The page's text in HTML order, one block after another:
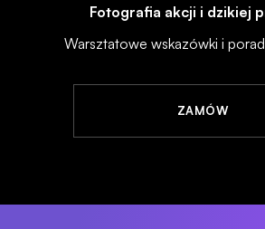
Fotografia akcji i dzikiej
Warsztatowe wskazówki i
ZAMÓW